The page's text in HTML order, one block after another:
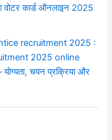
वोटर कार्ड ऑनलाइन 2025
recruitment 2025 :
2025 online
चयन प्रक्रिया और